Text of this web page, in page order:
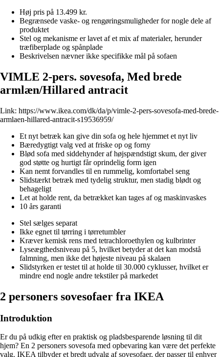
Høj pris på 13.499 kr.
Begrænsede vaske- og rengøringsmuligheder for nogle dele af
produktet
Stel og mekanisme er lavet af et mix af materialer, herunder
træfiberplade og spånplade
Beskrivelsen nævner ikke specifikke mål på sofaen
VIMLE 2-pers. sovesofa, Med brede
armlæn/Hillared antracit
Link: https://www.ikea.com/dk/da/p/vimle-2-pers-sovesofa-med-brede-
armlaen-hillared-antracit-s19536959/
Et nyt betræk kan give din sofa og hele hjemmet et nyt liv
Bæredygtigt valg ved at friske op og forny
Blød sofa med siddehynder af højspændstigt skum, der giver
god støtte og hurtigt får oprindelig form igen
Kan nemt forvandles til en rummelig, komfortabel seng
Slidstærkt betræk med tydelig struktur, men stadig blødt og
behageligt
Let at holde rent, da betrækket kan tages af og maskinvaskes
10 års garanti
Stel sælges separat
Ikke egnet til tørring i tørretumbler
Kræver kemisk rens med tetrachloroethylen og kulbrinter
Lyseægthedsniveau på 5, hvilket betyder at det kan modstå
falmning, men ikke det højeste niveau på skalaen
Slidstyrken er testet til at holde til 30.000 cyklusser, hvilket er
mindre end nogle andre tekstiler på markedet
2 personers sovesofaer fra IKEA
Introduktion
Er du på udkig efter en praktisk og pladsbesparende løsning til dit
hjem? En 2 personers sovesofa med opbevaring kan være det perfekte
valg. IKEA tilbyder et bredt udvalg af sovesofaer, der passer til enhver